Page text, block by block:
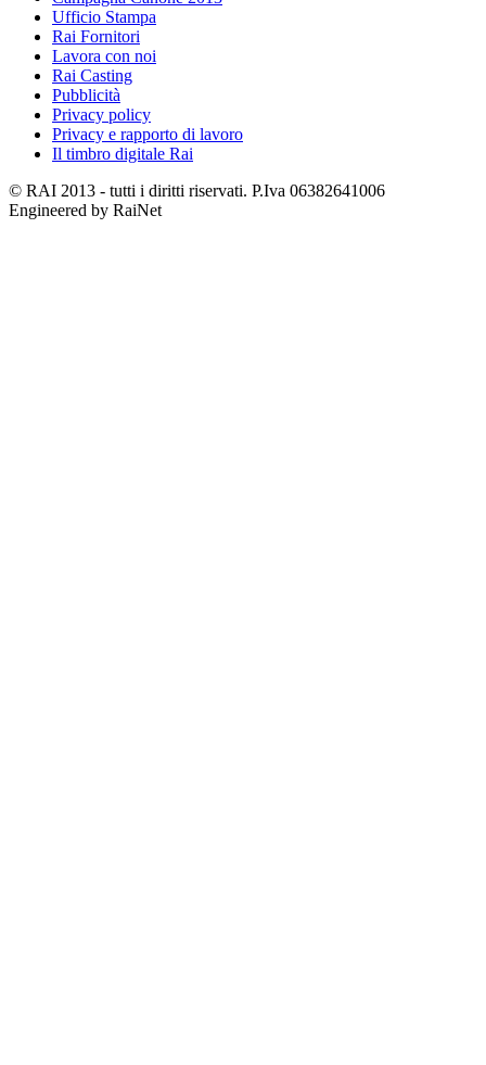
Ufficio Stampa
Rai Fornitori
Lavora con noi
Rai Casting
Pubblicità
Privacy policy
Privacy e rapporto di lavoro
Il timbro digitale Rai
© RAI 2013 - tutti i diritti riservati. P.Iva 06382641006
Engineered by RaiNet